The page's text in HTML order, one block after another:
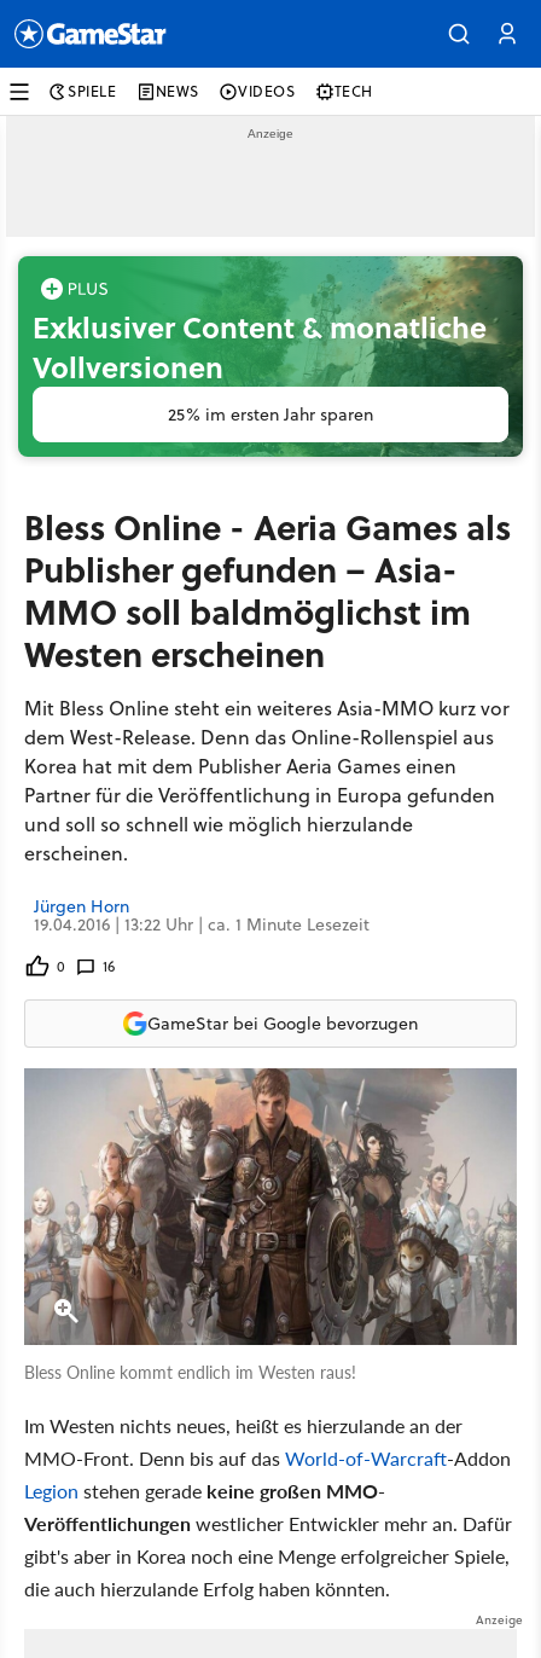
SPIELE NEWS VIDEOS TECH
Exklusiver Content & monatliche
Vollversionen
25% im ersten Jahr sparen
Bless Online - Aeria Games als
Publisher gefunden – Asia-
MMO soll baldmöglichst im
Westen erscheinen
Mit Bless Online steht ein weiteres Asia-MMO kurz vor
dem West-Release. Denn das Online-Rollenspiel aus
Korea hat mit dem Publisher Aeria Games einen
Partner für die Veröffentlichung in Europa gefunden
und soll so schnell wie möglich hierzulande
erscheinen.
Jürgen Horn
19.04.2016 | 13:22 Uhr | ca. 1 Minute Lesezeit
0 16
GameStar bei Google bevorzugen
Bless Online kommt endlich im Westen raus!
Im Westen nichts neues, heißt es hierzulande an der
MMO-Front. Denn bis auf dasWorld-of-Warcraft-Addon
Legion stehen gerade keine großen MMO-
Veröffentlichungenwestlicher Entwickler mehr an. Dafür
gibt's aber in Korea noch eine Menge erfolgreicher Spiele,
die auch hierzulande Erfolg haben könnten.